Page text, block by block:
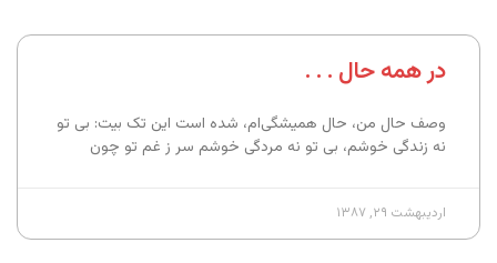
در همه حال . . .
وصف حال من، حال همیشگی‌ام، شده است این تک بیت: بی تو
نه زندگی خوشم، بی تو نه مردگی خوشم سر ز غم تو چون
اردیبهشت ۲۹, ۱۳۸۷